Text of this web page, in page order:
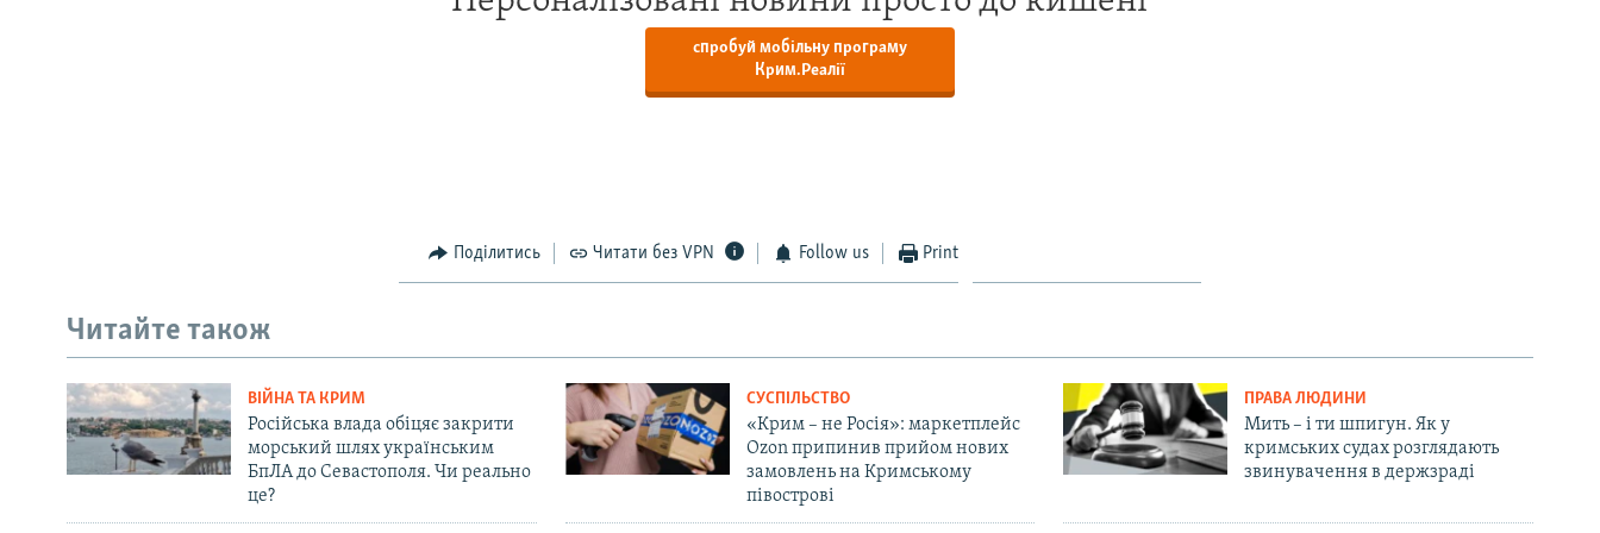
спробуй мобільну програму
Крим.Реалії
Поділитись Читати без VPN Follow us Print
Читайте також
ВІЙНА ТА КРИМ
Російська влада обіцяє закрити
морський шлях українським
БпЛА до Севастополя. Чи реально
це?
СУСПІЛЬСТВО
«Крим – не Росія»: маркетплейс
Ozon припинив прийом нових
замовлень на Кримському
півострові
ПРАВА ЛЮДИНИ
Мить – і ти шпигун. Як у
кримських судах розглядають
звинувачення в держзраді